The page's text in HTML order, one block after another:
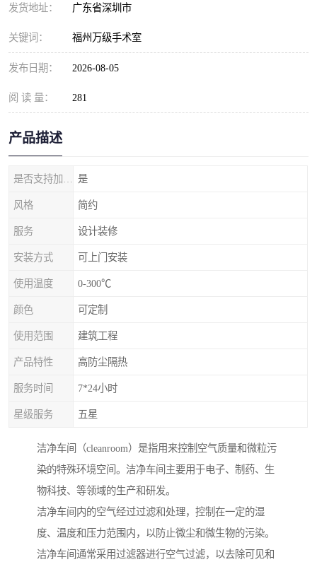
发货地址： 广东省深圳市
关键词： 福州万级手术室
发布日期： 2026-08-05
阅 读 量： 281
产品描述
是
风格 简约
服务 设计装修
安装方式 可上门安装
使用温度 0-300℃
颜色 可定制
使用范围 建筑工程
产品特性 高防尘隔热
服务时间 7*24小时
星级服务 五星
洁净车间（cleanroom）是指用来控制空气质量和微粒污
染的特殊环境空间。洁净车间主要用于电子、制药、生
物科技、等领域的生产和研发。
洁净车间内的空气经过过滤和处理，控制在一定的湿
度、温度和压力范围内，以防止微尘和微生物的污染。
洁净车间通常采用过滤器进行空气过滤，以去除可见和